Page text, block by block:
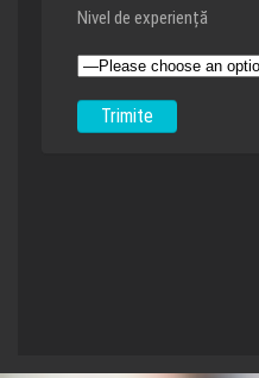
Nivel de experiență